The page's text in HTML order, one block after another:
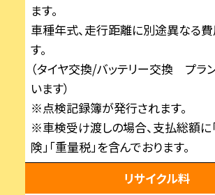
ます。
車種年式、走行距離に別途異なる
す。
（タイヤ交換/バッテリー交換 プラ
います）
※点検記録簿が発行されます。
※車検受け渡しの場合、支払総額に
険」「重量税」を含んでおります。
リサイクル料